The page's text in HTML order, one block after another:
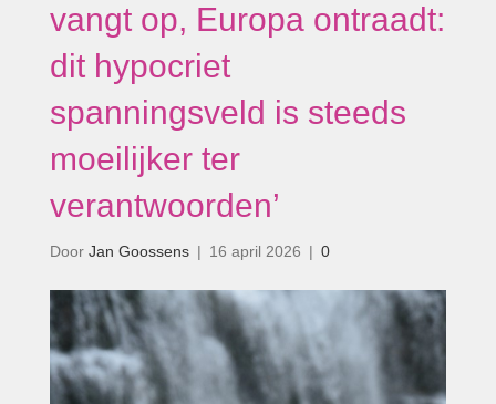
vangt op, Europa ontraadt:
dit hypocriet
spanningsveld is steeds
moeilijker ter
verantwoorden’
Door Jan Goossens | 16 april 2026 | 0